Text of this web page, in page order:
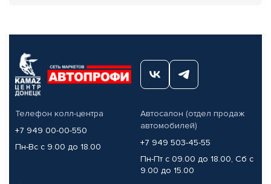
Телефон колл-центра
+7 949 00-00-550
Пн-Вс с 9.00 до 18.00
Автосалон (отдел продаж
автомобилей)
+7 949 503-45-55
Пн-Пт с 09.00 до 18.00, Сб с
9.00 до 15.00